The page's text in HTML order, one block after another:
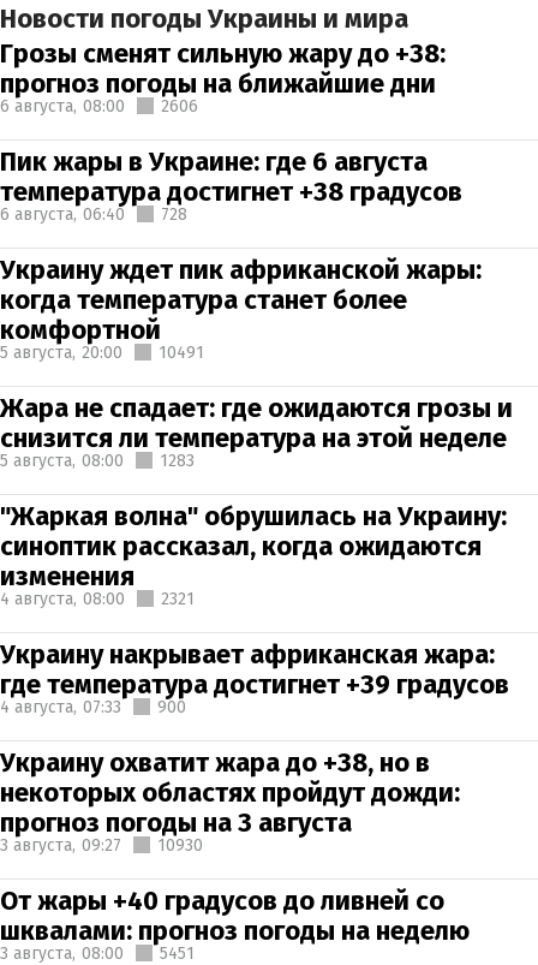
Новости погоды Украины и мира
Грозы сменят сильную жару до +38:
прогноз погоды на ближайшие дни
6 августа, 08:00 2606
Пик жары в Украине: где 6 августа
температура достигнет +38 градусов
6 августа, 06:40 728
Украину ждет пик африканской жары:
когда температура станет более
комфортной
5 августа, 20:00 10491
Жара не спадает: где ожидаются грозы и
снизится ли температура на этой неделе
5 августа, 08:00 1283
"Жаркая волна" обрушилась на Украину:
синоптик рассказал, когда ожидаются
изменения
4 августа, 08:00 2321
Украину накрывает африканская жара:
где температура достигнет +39 градусов
4 августа, 07:33 900
Украину охватит жара до +38, но в
некоторых областях пройдут дожди:
прогноз погоды на 3 августа
3 августа, 09:27 10930
От жары +40 градусов до ливней со
шквалами: прогноз погоды на неделю
3 августа, 08:00 5451